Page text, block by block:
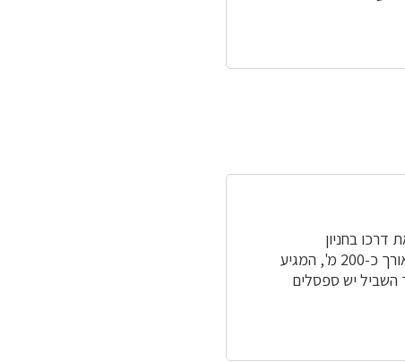
דרכו בחניון
המצפור, שאליו מגיעים לאחר נסיעה קצרה משער הפארק הראשי. מהחניון יוצא שביל נגיש באורך כ-200 מ', המגיע
השביל יש ספסלים